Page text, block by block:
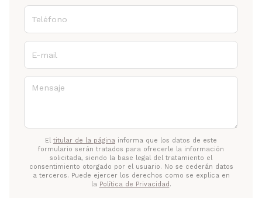
Teléfono
E-mail
Mensaje
El titular de la página informa que los datos de este
formulario serán tratados para ofrecerle la información
solicitada, siendo la base legal del tratamiento el
consentimiento otorgado por el usuario. No se cederán datos
a terceros. Puede ejercer los derechos como se explica en
la Política de Privacidad .